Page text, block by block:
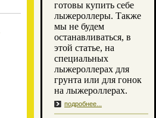
готовы купить себе
лыжероллеры. Также
мы не будем
останавливаться, в
этой статье, на
специальных
лыжероллерах для
грунта или для гонок
на лыжероллерах.
подробнее...